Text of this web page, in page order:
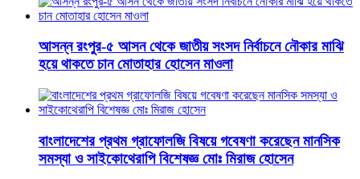
আসন্ন রংপুর-৫ আসন থেকে জাতীয় সংসদ নির্বাচনে নৌকার মাঝি
হয়ে থাকতে চান মোতাহার হোসেন মাওলা
বাংলাদেশের প্রথম গ্রাফোলজি বিষয়ে গবেষণা করেছেন মানসিক
সমস্যা ও সাইকোথেরাপি বিশেষজ্ঞ মোঃ মিরাজ হোসেন